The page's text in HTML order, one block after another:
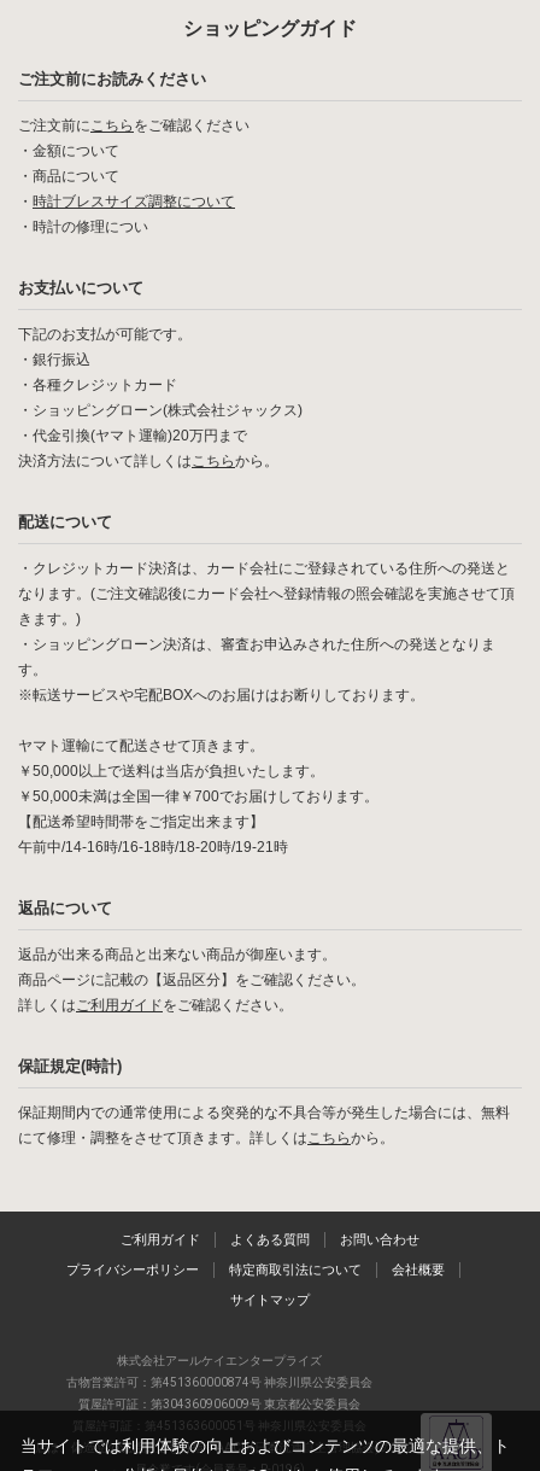
ショッピングガイド
ご注文前にお読みください
ご注文前にこちら をご確認ください
・ 金額について
・ 商品について
・ 時計ブレスサイズ調整について
・ 時計の修理につい
お支払いについて
下記のお支払が可能です。
・銀行振込
・各種クレジットカード
・ショッピングローン(株式会社ジャックス)
・代金引換(ヤマト運輸)20万円まで
決済方法について詳しくはこちらから。
配送について
・クレジットカード決済は、カード会社にご登録されている住所への発送と
なります。(ご注文確認後にカード会社へ登録情報の照会確認を実施させて頂
きます。)
・ショッピングローン決済は、審査お申込みされた住所への発送となりま
す。
※転送サービスや宅配BOXへのお届けはお断りしております。
ヤマト運輸にて配送させて頂きます。
￥50,000以上で送料は当店が負担いたします。
￥50,000未満は全国一律￥700でお届けしております。
【配送希望時間帯をご指定出来ます】
午前中/14-16時/16-18時/18-20時/19-21時
返品について
返品が出来る商品と出来ない商品が御座います。
商品ページに記載の【返品区分】をご確認ください。
詳しくはご利用ガイドをご確認ください。
保証規定(時計)
保証期間内での通常使用による突発的な不具合等が発生した場合には、無料
にて修理・調整をさせて頂きます。詳しくはこちらから。
ご利用ガイド よくある質問 お問い合わせ
プライバシーポリシー 特定商取引法について 会社概要
サイトマップ
株式会社アールケイエンタープライズ
古物営業許可：第451360000874号 神奈川県公安委員会
質屋許可証：第304360906009号 東京都公安委員会
質屋許可証：第451363600051号 神奈川県公安委員会
当店は、偽造品の流通防止を目指すAACD(日本流通自主管理協会)の正会
当サイトでは利用体験の向上およびコンテンツの最適な提供、ト